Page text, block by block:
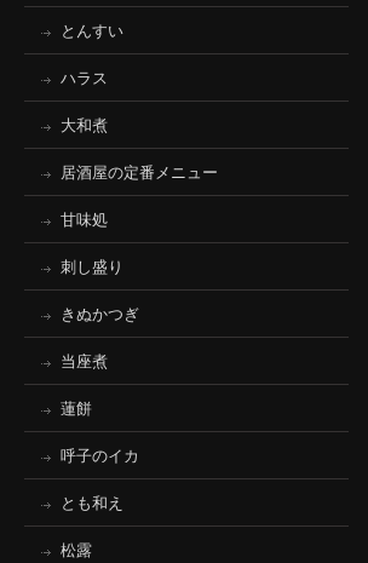
とんすい
ハラス
大和煮
居酒屋の定番メニュー
甘味処
刺し盛り
きぬかつぎ
当座煮
蓮餅
呼子のイカ
とも和え
松露